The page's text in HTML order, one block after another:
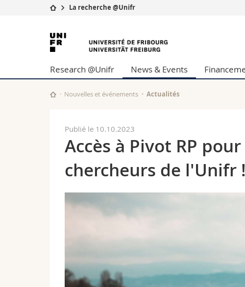
Université
Recherche
Université
Formation continue
Sciences
Lettres et
La recherche @Unifr
Université
de
Fribourg
Research @Unifr News & Events
Nouvelles et événements Actualités
Publié le 10.10.2023
Accès à Pivot RP
chercheurs de l'Unifr !